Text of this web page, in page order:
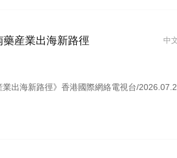
中
産業出海新路徑
業出海新路徑》香港國際網絡電視台/